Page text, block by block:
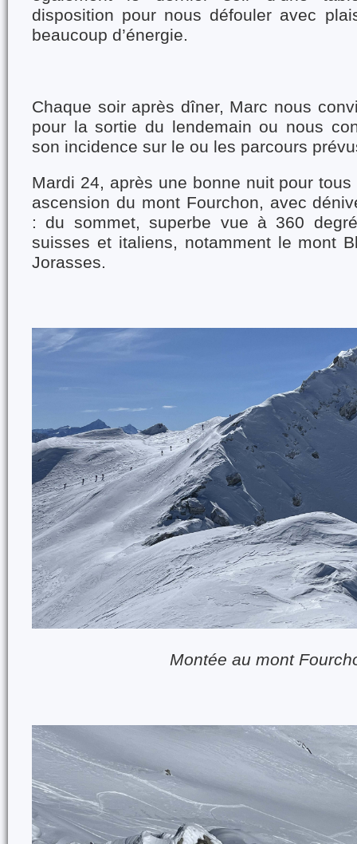
disposition pour nous défouler avec
beaucoup d’énergie.
Chaque soir après dîner, Marc nous
pour la sortie du lendemain ou nous
son incidence sur le ou les parcours
Mardi 24, après une bonne nuit pour tous
ascension du mont Fourchon, avec
: du sommet, superbe vue à 360
suisses et italiens, notamment le mont
Jorasses.
Montée au mont